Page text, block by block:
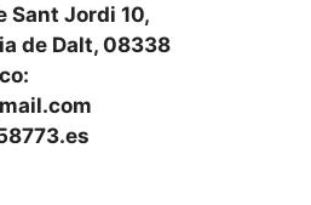
Sant Jordi 10,
de Dalt, 08338